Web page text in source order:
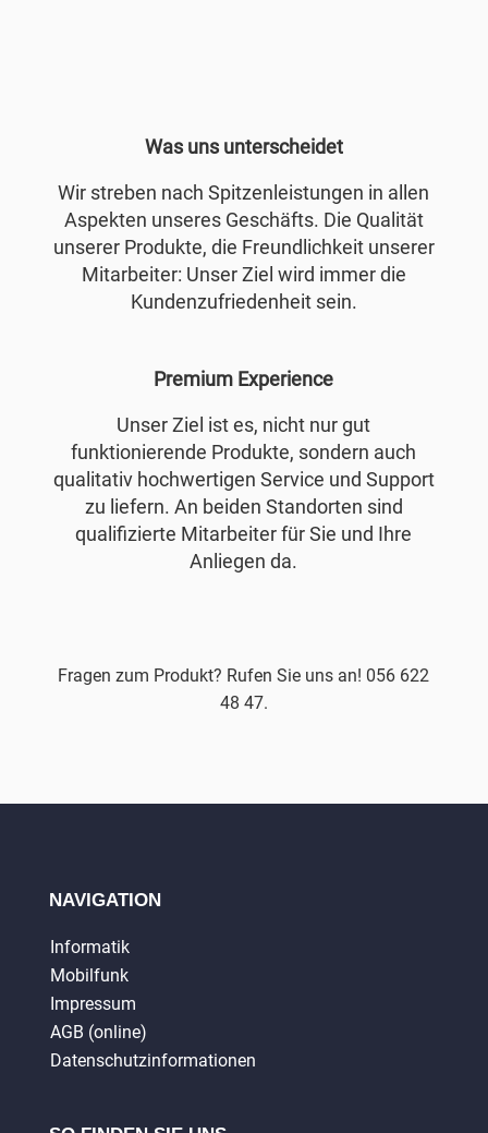
Was uns unterscheidet
Wir streben nach Spitzenleistungen in allen
Aspekten unseres Geschäfts. Die Qualität
unserer Produkte, die Freundlichkeit unserer
Mitarbeiter: Unser Ziel wird immer die
Kundenzufriedenheit sein.
Premium Experience
Unser Ziel ist es, nicht nur gut
funktionierende Produkte, sondern auch
qualitativ hochwertigen Service und Support
zu liefern. An beiden Standorten sind
qualifizierte Mitarbeiter für Sie und Ihre
Anliegen da.
Fragen zum Produkt? Rufen Sie uns an! 056 622
48 47.
NAVIGATION
Informatik
Mobilfunk
Impressum
AGB (online)
Datenschutzinformationen